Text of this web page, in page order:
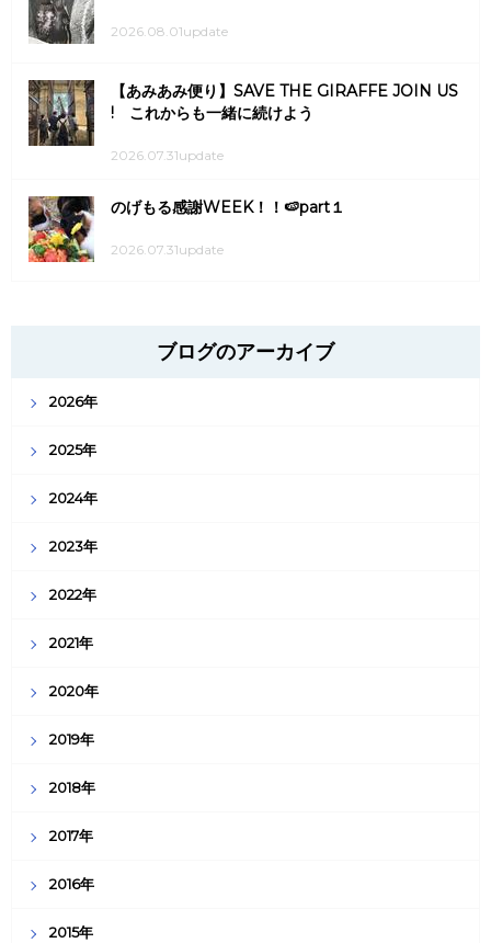
2026.08.01update
【あみあみ便り】SAVE THE GIRAFFE JOIN US
! これからも一緒に続けよう
2026.07.31update
のげもる感謝WEEK！！🍉part１
2026.07.31update
ブログのアーカイブ
2026年
2025年
2024年
2023年
2022年
2021年
2020年
2019年
2018年
2017年
2016年
2015年